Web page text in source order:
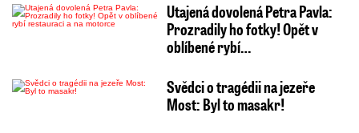
Utajená dovolená Petra Pavla:
Prozradily ho fotky! Opět v
oblíbené rybí…
Svědci o tragédii na jezeře
Most: Byl to masakr!